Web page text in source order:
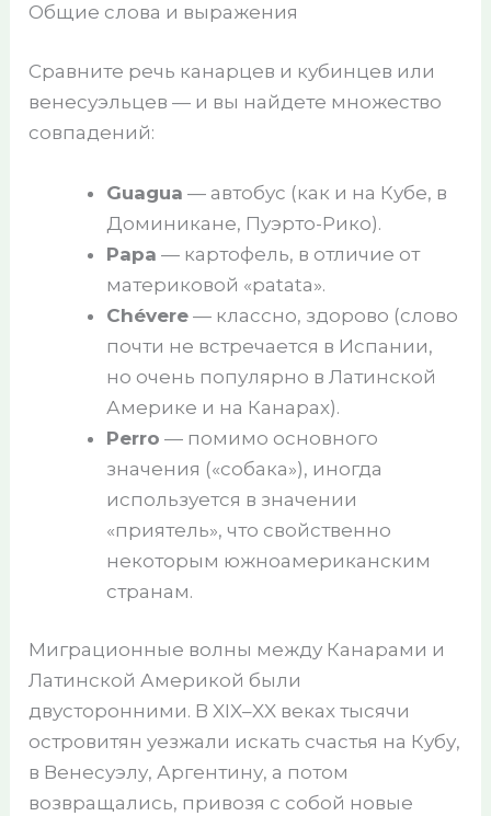
Общие слова и выражения
Сравните речь канарцев и кубинцев или
венесуэльцев — и вы найдете множество
совпадений:
Guagua — автобус (как и на Кубе, в
Доминикане, Пуэрто-Рико).
Papa — картофель, в отличие от
материковой «patata».
Chévere — классно, здорово (слово
почти не встречается в Испании,
но очень популярно в Латинской
Америке и на Канарах).
Perro — помимо основного
значения («собака»), иногда
используется в значении
«приятель», что свойственно
некоторым южноамериканским
странам.
Миграционные волны между Канарами и
Латинской Америкой были
двусторонними. В XIX–XX веках тысячи
островитян уезжали искать счастья на Кубу,
в Венесуэлу, Аргентину, а потом
возвращались, привозя с собой новые